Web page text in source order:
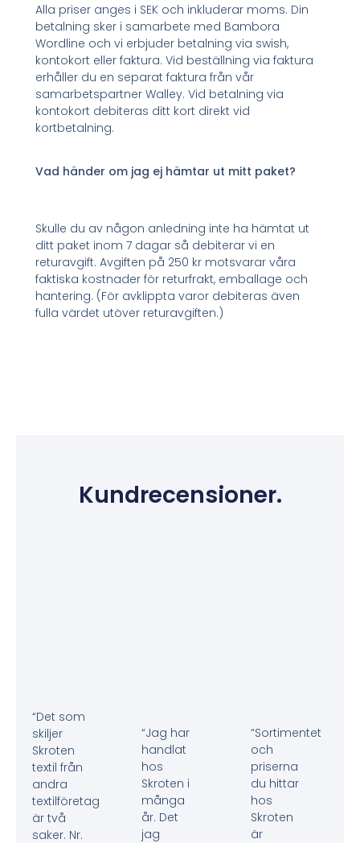
Alla priser anges i SEK och inkluderar moms. Din
betalning sker i samarbete med Bambora
Wordline och vi erbjuder betalning via swish,
kontokort eller faktura. Vid beställning via faktura
erhåller du en separat faktura från vår
samarbetspartner Walley. Vid betalning via
kontokort debiteras ditt kort direkt vid
kortbetalning.
Vad händer om jag ej hämtar ut mitt paket?
Skulle du av någon anledning inte ha hämtat ut
ditt paket inom 7 dagar så debiterar vi en
returavgift. Avgiften på 250 kr motsvarar våra
faktiska kostnader för returfrakt, emballage och
hantering. (För avklippta varor debiteras även
fulla värdet utöver returavgiften.)
Kundrecensioner.
“Det som
skiljer
Skroten
textil från
andra
textilföretag
är två
saker. Nr.
“Jag har
handlat
hos
Skroten i
många
år. Det
jag
“Sortimentet
och
priserna
du hittar
hos
Skroten
är